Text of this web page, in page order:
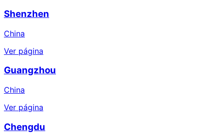
Shenzhen
China
Ver página
Guangzhou
China
Ver página
Chengdu